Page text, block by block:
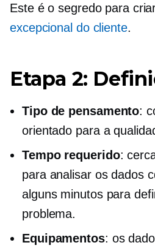
Este é o segredo para
excepcional do cliente.
Etapa 2:
Tipo de pensamento:
orientado para a
Tempo requerido:
para analisar os dados
alguns minutos para
problema.
Equipamentos: os